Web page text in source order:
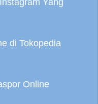
di Tokopedia
Online